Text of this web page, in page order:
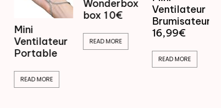
Mini
Ventilateur
Portable
READ MORE
Wonderbox
box 1 0€
READ MORE
Ventilateur
Brumisateur
16,99€
READ MORE